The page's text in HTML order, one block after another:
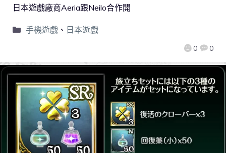
0 0
日本遊戲廠商Aeria跟Neilo合作開
手機遊戲、 日本遊戲